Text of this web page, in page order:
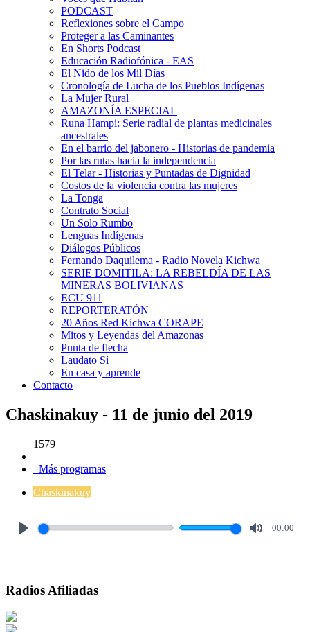
PODCAST
Reflexiones sobre el Campo
Proteger a las Caminantes
En Shorts Podcast
Educación Radiofónica - EAS
El Nido de los Mil Días
Cronología de Lucha de los Pueblos Indígenas
La Mujer Rural
AMAZONÍA ESPECIAL
Runa Hampi: Serie radial de plantas medicinales
ancestrales
En el barrio del jabonero - Historias de pandemia
Por las rutas hacia la independencia
El Telar - Historias y Puntadas de Dignidad
Costos de la violencia contra las mujeres
La Tonga
Contrato Social
Un Solo Rumbo
Lenguas Indígenas
Diálogos Públicos
Fernando Daquilema - Radio Novela Kichwa
SERIE DOMITILA: LA REBELDÍA DE LAS
MINERAS BOLIVIANAS
ECU 911
REPORTERATÓN
20 Años Red Kichwa CORAPE
Mitos y Leyendas del Amazonas
Punta de flecha
Laudato Sí
En casa y aprende
Contacto
Chaskinakuy - 11 de junio del 2019
1579
Más programas
Chaskinakuy
00:00
Radios Afiliadas